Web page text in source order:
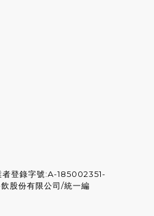
登錄字號:A-185002351-
股份有限公司/統一編